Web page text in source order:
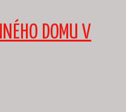
DOMU V